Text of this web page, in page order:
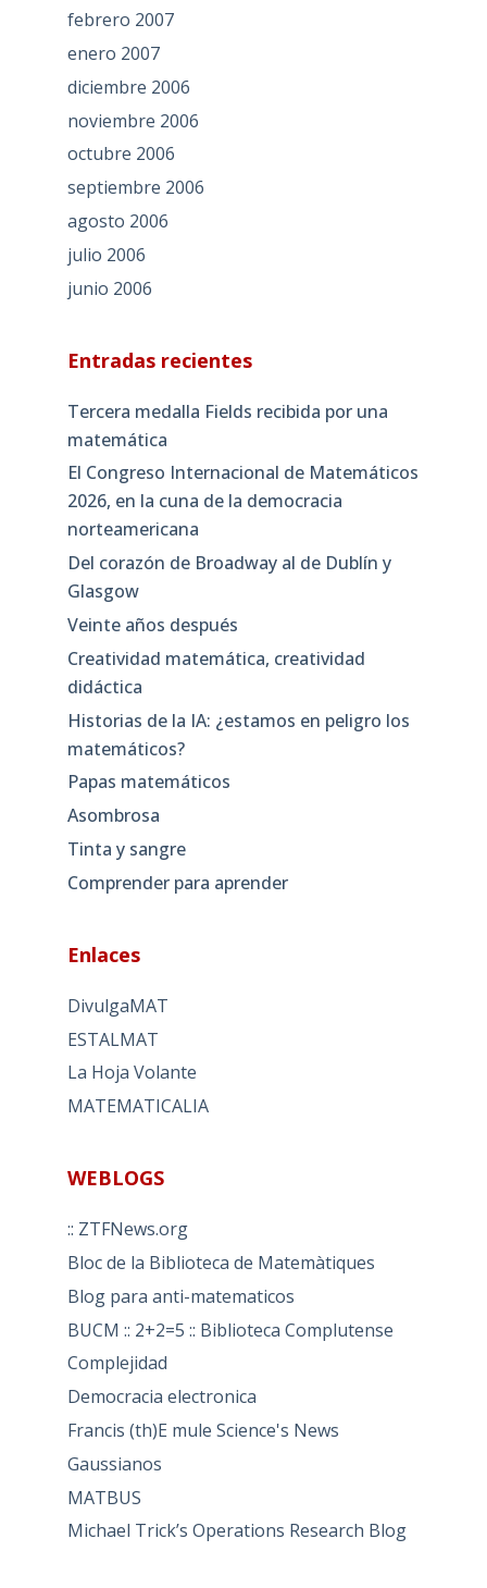
febrero 2007
enero 2007
diciembre 2006
noviembre 2006
octubre 2006
septiembre 2006
agosto 2006
julio 2006
junio 2006
Entradas recientes
Tercera medalla Fields recibida por una
matemática
El Congreso Internacional de Matemáticos
2026, en la cuna de la democracia
norteamericana
Del corazón de Broadway al de Dublín y
Glasgow
Veinte años después
Creatividad matemática, creatividad
didáctica
Historias de la IA: ¿estamos en peligro los
matemáticos?
Papas matemáticos
Asombrosa
Tinta y sangre
Comprender para aprender
Enlaces
DivulgaMAT
ESTALMAT
La Hoja Volante
MATEMATICALIA
WEBLOGS
:: ZTFNews.org
Bloc de la Biblioteca de Matemàtiques
Blog para anti-matematicos
BUCM :: 2+2=5 :: Biblioteca Complutense
Complejidad
Democracia electronica
Francis (th)E mule Science's News
Gaussianos
MATBUS
Michael Trick’s Operations Research Blog